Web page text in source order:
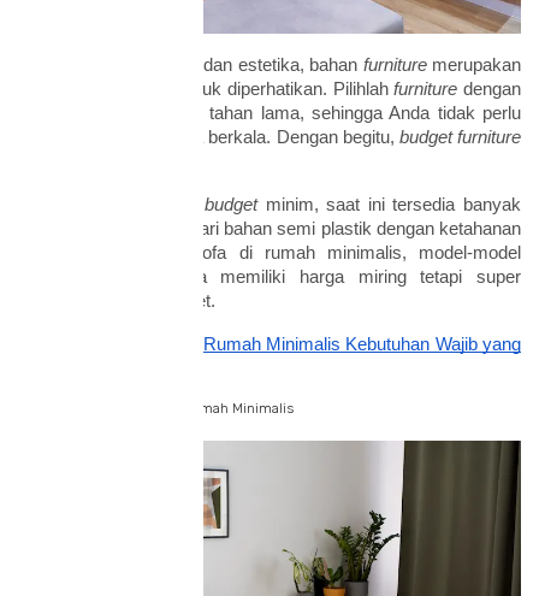
Tidak hanya fungsional dan estetika, bahan furnituremerupakan
aspek yang penting untuk diperhatikan. Pilihlahfurniture dengan
bahan berkualitas agar tahan lama, sehingga Anda tidak perlu
repot mengganti secara berkala. Dengan begitu, budget furniture
budgetminim, saat ini tersedia banyak
yang terbuat dari bahan semi plastik dengan ketahanan
cukup lama. Untuk sofa di rumah minimalis, model-model
biasanya memiliki harga miring tetapi super
nyaman dan cukup awet.
7 Furniture Rumah Minimalis Kebutuhan Wajib yang
Tips Menata Furniture di Rumah Minimalis